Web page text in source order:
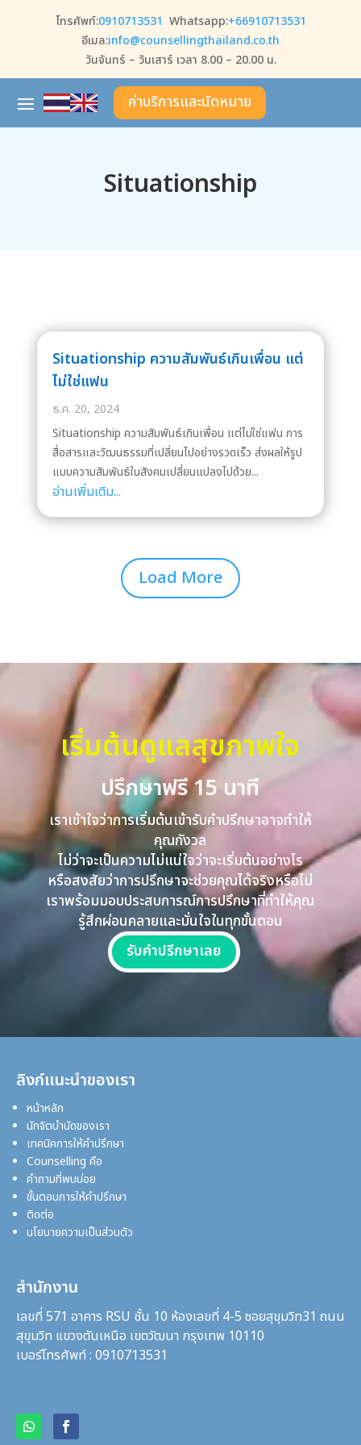
โทรศัพท์:0910713531 Whatsapp:+66910713531
อีเมล:info@counsellingthailand.co.th
วันจันทร์ – วันเสาร์ เวลา 8.00 – 20.00 น.
ค่าบริการและนัดหมาย
Situationship
Situationship ความสัมพันธ์เกินเพื่อน แต่
ไม่ใช่แฟน
ธ.ค. 20, 2024
Situationship ความสัมพันธ์เกินเพื่อน แต่ไม่ใช่แฟน การ
สื่อสารและวัฒนธรรมที่เปลี่ยนไปอย่างรวดเร็ว ส่งผลให้รูป
แบบความสัมพันธ์ในสังคมเปลี่ยนแปลงไปด้วย...
อ่านเพิ่มเติม...
Load More
เริ่มต้นดูแลสุขภาพใจ
ปรึกษาฟรี 15 นาที
เราเข้าใจว่าการเริ่มต้นเข้ารับคำปรึกษาอาจทำให้
คุณกังวล
ไม่ว่าจะเป็นความไม่แน่ใจว่าจะเริ่มต้นอย่างไร
หรือสงสัยว่าการปรึกษาจะช่วยคุณได้จริงหรือไม่
เราพร้อมมอบประสบการณ์การปรึกษาที่ทำให้คุณ
รู้สึกผ่อนคลายและมั่นใจในทุกขั้นตอน
รับคำปรึกษาเลย
ลิงก์แนะนำของเรา
หน้าหลัก
นักจิตบำบัดของเรา
เทคนิคการให้คำปรึกษา
Counselling คือ
คำถามที่พบบ่อย
ขั้นตอนการให้คำปรึกษา
ติดต่อ
นโยบายความเป็นส่วนตัว
สำนักงาน
เลขที่ 571 อาคาร RSU ชั้น 10 ห้องเลขที่ 4-5 ซอยสุขุมวิท31 ถนน
สุขุมวิท แขวงตันเหนือ เขตวัฒนา กรุงเทพ 10110
เบอร์โทรศัพท์ : 0910713531